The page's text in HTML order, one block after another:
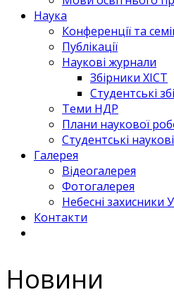
Наука
Конференції та
Публікації
Наукові журнали
Збірники ХІСТ
Студентські
Теми НДР
Плани наукової
Студентські
Галерея
Відеогалерея
Фотогалерея
Небесні захисники
Контакти
Новини